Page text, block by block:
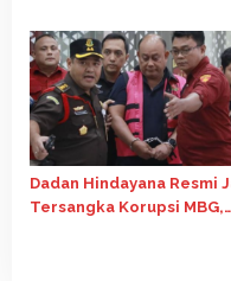
Penyidikan
Dadan Hindayana Resmi
Tersangka Korupsi MBG,